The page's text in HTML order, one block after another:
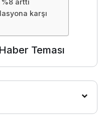
arttı
karşı
Teması